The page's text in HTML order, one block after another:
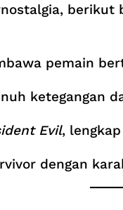
berikut
pemain
ketegangan
Evil,
dengan